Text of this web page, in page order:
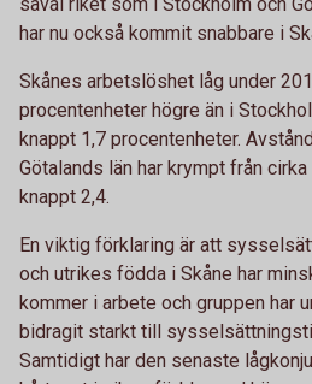
har nu också kommit snabbare i
Skånes arbetslöshet låg under
procentenheter högre än i
knappt 1,7 procentenheter.
Götalands län har krympt från
knappt 2,4.
En viktig förklaring är att
och utrikes födda i Skåne har
kommer i arbete och gruppen har
bidragit starkt till
Samtidigt har den senaste